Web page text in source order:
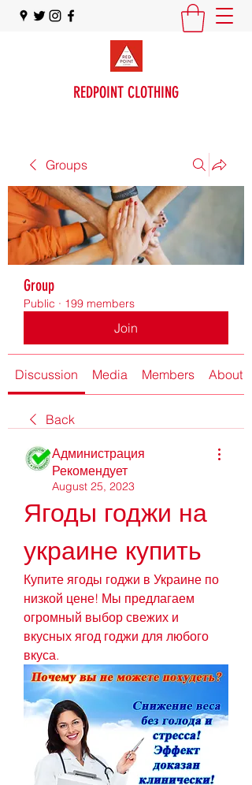
REDPOINT CLOTHING
Groups
Group
Public · 199 members
Join
Discussion Media Members About
Back
Администрация
Рекомендует
August 25, 2023
Ягоды годжи на
украине купить
Купите ягоды годжи в Украине по
низкой цене! Мы предлагаем
огромный выбор свежих и
вкусных ягод годжи для любого
вкуса.